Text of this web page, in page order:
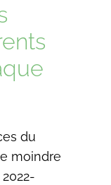
du
moindre